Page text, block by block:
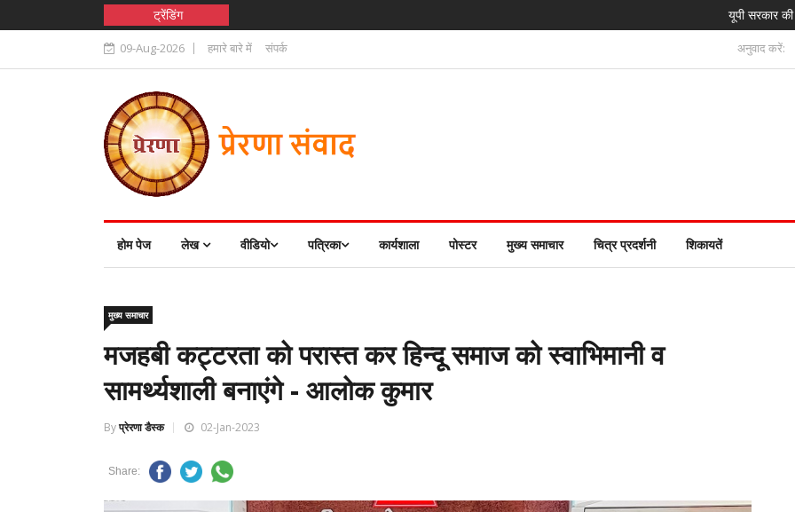
ट्रेंडिंग यूपी सरकार की नई पहल:
09-Aug-2026 हमारे बारे में संपर्क अनुवाद करें:
होम पेज लेख वीडियो पत्रिका कार्यशाला पोस्टर मुख्य समाचार चित्र प्रदर्शनी शिकायतें
मुख्य समाचार
मजहबी कट्टरता को परास्त कर हिन्दू समाज को स्वाभिमानी व
सामर्थ्यशाली बनाएंगे - आलोक कुमार
Byप्रेरणा डैस्क 02-Jan-2023
Share: